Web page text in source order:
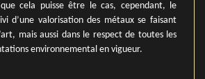
cela puisse être le cas, cependant, le
d’une valorisation des métaux se faisant
mais aussi dans le respect de toutes les
environnemental en vigueur.